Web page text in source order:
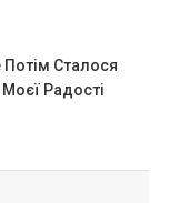
Потім Сталося
Радості